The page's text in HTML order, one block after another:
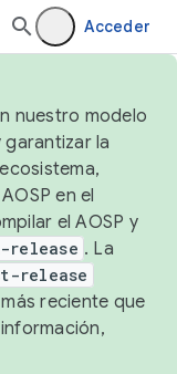
Acceder
nuestro modelo
garantizar la
en el
el AOSP y
release . La
release
reciente que